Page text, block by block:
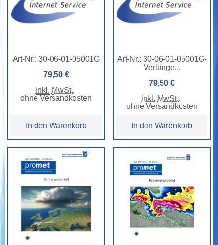
Art-Nr.: 30-06-01-05001G
79,50 €
inkl. MwSt.,
ohne Versandkosten
In den Warenkorb
Art-Nr.: 30-06-01-05001G-
Verlänge...
79,50 €
inkl. MwSt.,
ohne Versandkosten
In den Warenkorb